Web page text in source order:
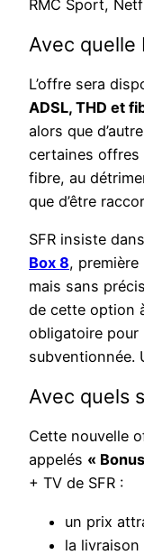
RMC Sport,
Avec quelle
L’offre sera
ADSL, THD et
alors que
certaines offres
fibre, au
que d’être
SFR insiste
Box 8,
mais sans
de cette option
obligatoire pour
subventionnée.
Avec quels
Cette nouvelle
appelés «
+ TV de SFR :
un prix
la livraison